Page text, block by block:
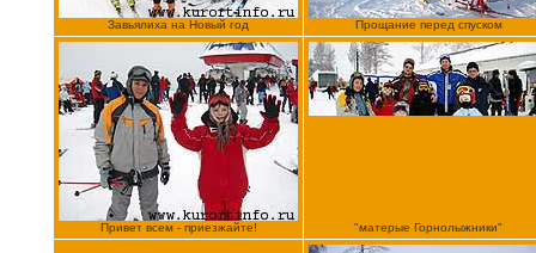
Завьялиха на Новый год Прощание перед спуском
Привет всем - приезжайте! "матерые Горнолыжники"